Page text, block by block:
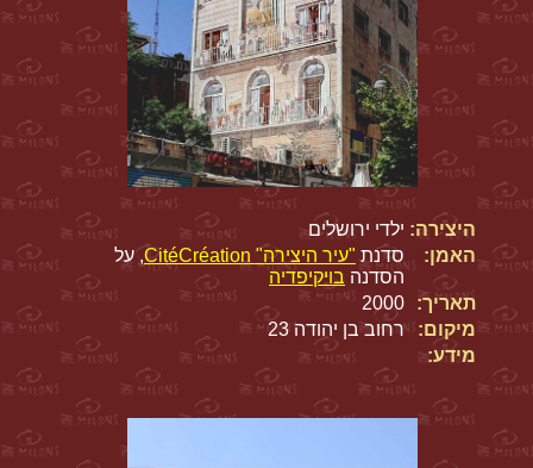
היצירה: ילדי ירושלים
האמן:
סדנת "עיר היצירה" CitéCréation
, על
הסדנה בויקיפדיה
תאריך:
2000
מיקום:
רחוב בן יהודה 23
מידע: